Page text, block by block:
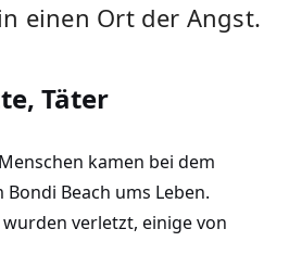
einen Ort der Angst.
Täter
kamen bei dem
Beach ums Leben.
verletzt, einige von